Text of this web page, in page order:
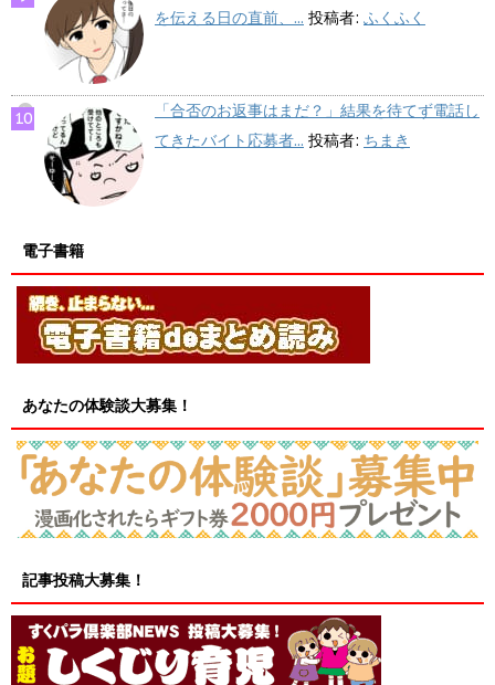
を伝える日の直前、... 投稿者: ふくふく
「合否のお返事はまだ？」結果を待てず電話し
てきたバイト応募者... 投稿者: ちまき
電子書籍
あなたの体験談大募集！
記事投稿大募集！